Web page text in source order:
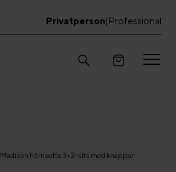
Privatperson| Professional
Madison hörnsoffa 3+2-sits med knappar